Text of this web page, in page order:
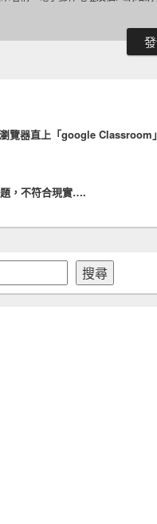
覽器直上「google Classroom」
，不符合現實….
搜尋